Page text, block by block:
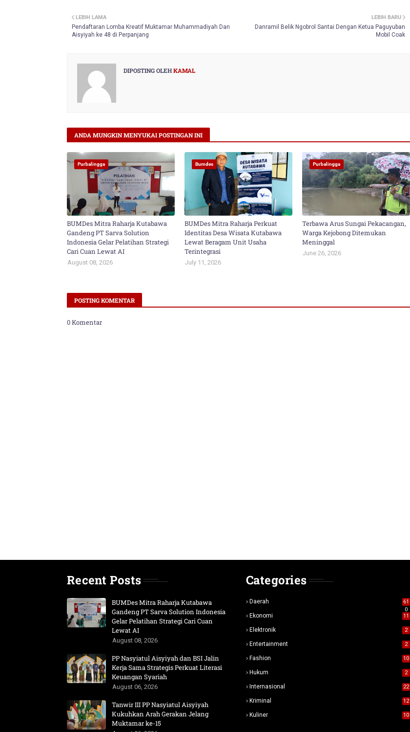
LEBIH BARU
Danramil Belik Ngobrol Santai Dengan Ketua Paguyuban
Mobil Coak
LEBIH LAMA
Pendaftaran Lomba Kreatif Muktamar Muhammadiyah Dan
Aisyiyah ke 48 di Perpanjang
DIPOSTING OLEHKAMAL
ANDA MUNGKIN MENYUKAI POSTINGAN INI
Purbalingga
BUMDes Mitra Raharja Kutabawa
Gandeng PT Sarva Solution
Indonesia Gelar Pelatihan Strategi
Cari Cuan Lewat AI
August 08, 2026
Bumdes
BUMDes Mitra Raharja Perkuat
Identitas Desa Wisata Kutabawa
Lewat Beragam Unit Usaha
Terintegrasi
July 11, 2026
Purbalingga
Terbawa Arus Sungai Pekacangan,
Warga Kejobong Ditemukan
Meninggal
June 26, 2026
POSTING KOMENTAR
0 Komentar
Recent Posts
BUMDes Mitra Raharja Kutabawa
Gandeng PT Sarva Solution Indonesia
Gelar Pelatihan Strategi Cari Cuan
Lewat AI
August 08, 2026
PP Nasyiatul Aisyiyah dan BSI Jalin
Kerja Sama Strategis Perkuat Literasi
Keuangan Syariah
August 06, 2026
Tanwir III PP Nasyiatul Aisyiyah
Kukuhkan Arah Gerakan Jelang
Muktamar ke-15
Categories
Daerah
61
0
Ekonomi 11
Elektronik 2
Entertainment 2
Fashion 10
Hukum 2
Internasional 22
Kriminal 12
Kuliner 10